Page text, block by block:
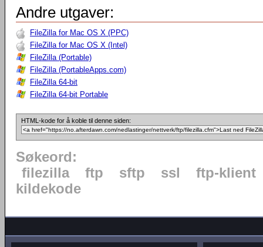
Andre utgaver:
FileZilla for Mac OS X (PPC)
FileZilla for Mac OS X (Intel)
FileZilla (Portable)
FileZilla (PortableApps.com)
FileZilla 64-bit
FileZilla 64-bit Portable
HTML-kode for å koble til denne siden:
Søkeord:
filezilla
ftp sftp ssl
ftp-klient
kildekode